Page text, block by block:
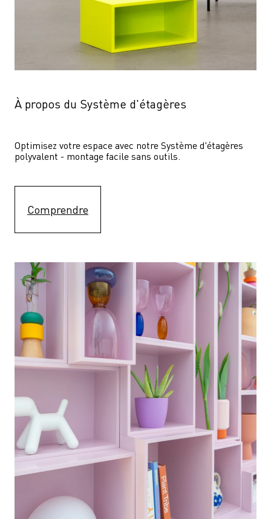
À propos du Système d'étagères
Optimisez votre espace avec notre Système d'étagères
polyvalent - montage facile sans outils.
Comprendre